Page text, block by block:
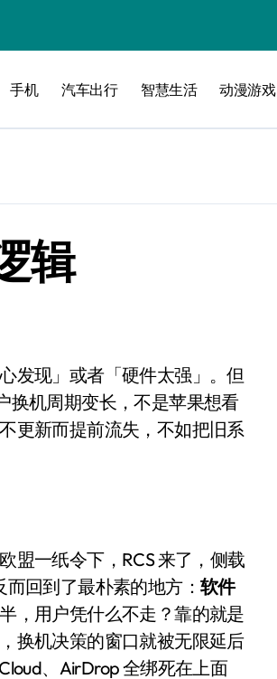
该醒醒了
这次真急了
·杀手锏？
500e
！
手机 汽车出行 智慧生活 动漫游戏
辑
机周期变长，不是苹果想看
更新而提前流失，不如把旧系
盟一纸令下，RCS 来了，侧载
回到了最朴素的地方： 软件
，用户凭什么不走？靠的就是
换机决策的窗口就被无限延后
、AirDrop 全绑死在上面